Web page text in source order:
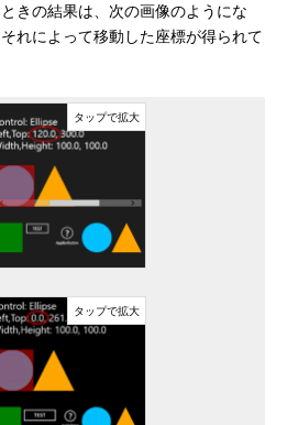
きの結果は、次の画像のようにな
れによって移動した座標が得られて